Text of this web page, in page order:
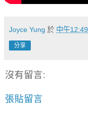
Joyce Yung 於 中午12:49
分享
沒有留言:
張貼留言